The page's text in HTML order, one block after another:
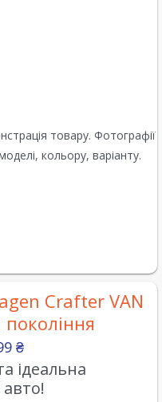
товару. Фотографії
кольору, варіанту.
Crafter VAN
₴
ідеальна